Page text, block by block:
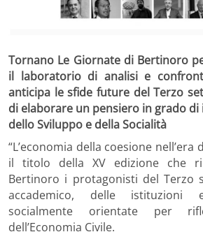
Tornano Le Giornate di Bertinoro
il laboratorio di analisi e
anticipa le sfide future del Terzo
di elaborare un pensiero in grado
dello Sviluppo e della Socialità
“L’economia della coesione nell’era
il titolo della XV edizione che
Bertinoro i protagonisti del Terzo
accademico, delle istituzioni
socialmente orientate per
dell’Economia Civile.